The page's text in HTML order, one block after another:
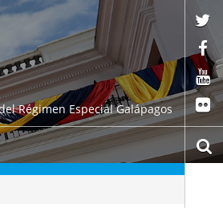
Régimen Especial Galápagos